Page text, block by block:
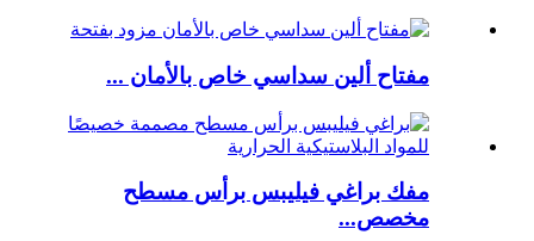
مفتاح ألين سداسي خاص بالأمان ...
مفك براغي فيليبس برأس مسطح
مخصص...